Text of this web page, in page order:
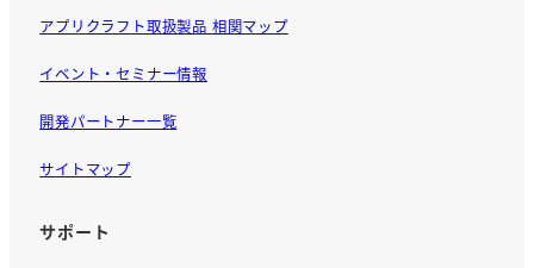
アプリクラフト取扱製品 相関マップ
イベント・セミナー情報
開発パートナー一覧
サイトマップ
サポート